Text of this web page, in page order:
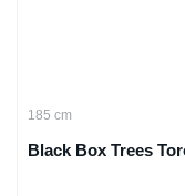
185 cm
Black Box Trees